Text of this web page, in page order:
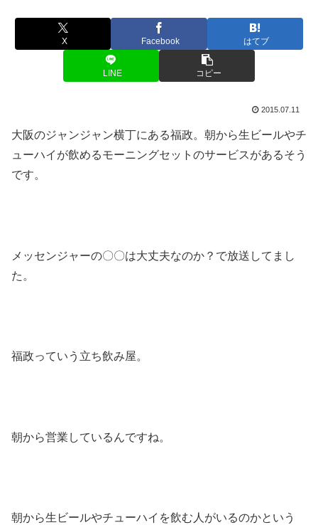
X Facebook はてブ
LINE コピー
2015.07.11
大阪のジャンジャン横丁にある福政。朝から生ビールやチ
ューハイが飲めるモーニングセットのサービスがあるそう
です。
メッセンジャーの〇〇は大丈夫なのか？で放送してまし
た。
福政っていう立ち飲み屋。
朝から営業しているんですね。
朝から生ビールやチューハイを飲む人がいるのかという